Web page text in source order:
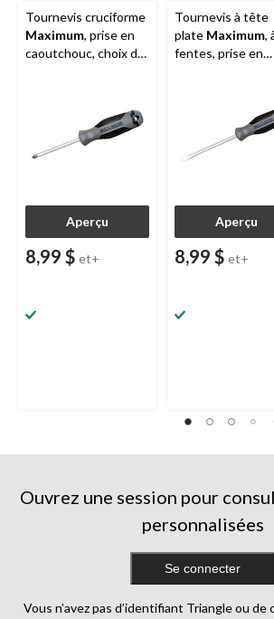
Tournevis cruciforme
Maximum, prise en
caoutchouc, choix de
Aperçu
8,99 $ et+
Tournevis à tête
plate Maximum,
fentes, prise en
Aperçu
8,99 $ et+
Ouvrez une session pour
personnalisées
Se connecter
Vous n’avez pas d’identifiant Triangle ou